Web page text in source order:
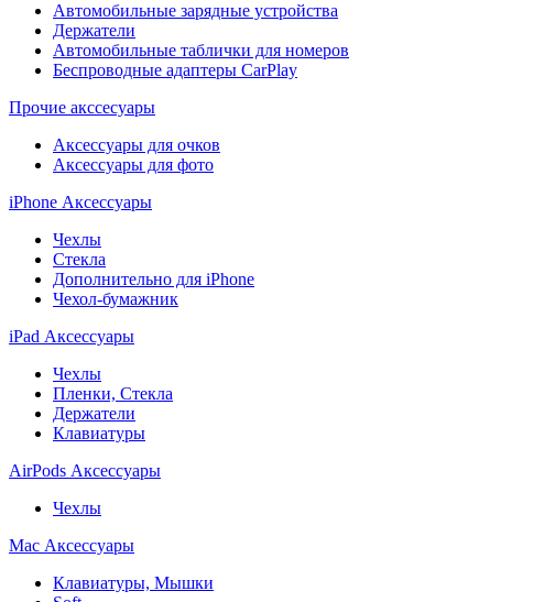
Автомобильные зарядные устройства
Держатели
Автомобильные таблички для номеров
Беспроводные адаптеры CarPlay
Прочие акссесуары
Аксессуары для очков
Аксессуары для фото
iPhone Аксессуары
Чехлы
Стекла
Дополнительно для iPhone
Чехол-бумажник
iPad Аксессуары
Чехлы
Пленки, Стекла
Держатели
Клавиатуры
AirPods Аксессуары
Чехлы
Mac Аксессуары
Клавиатуры, Мышки